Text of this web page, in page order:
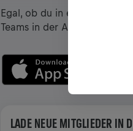
Egal, ob du in einem Team
Teams in der App – chattet,
LADE NEUE MITGLIEDER IN